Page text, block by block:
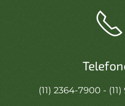
(11) 2364-7900 -